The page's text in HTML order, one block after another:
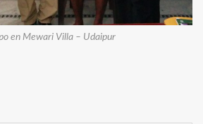
en Mewari Villa – Udaipur